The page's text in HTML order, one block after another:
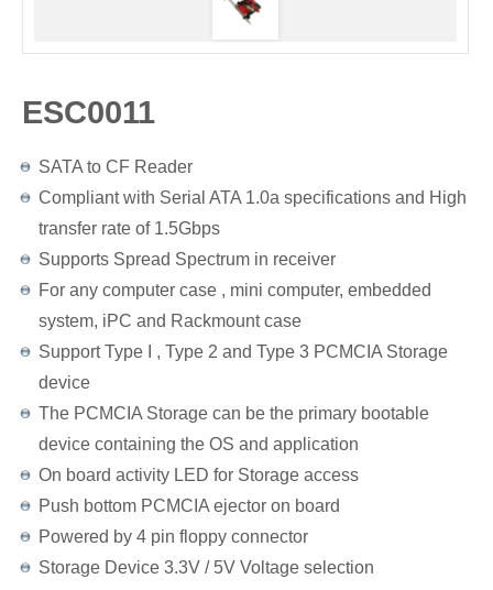
ESC0011
SATA to CF Reader
Compliant with Serial ATA 1.0a specifications and High
transfer rate of 1.5Gbps
Supports Spread Spectrum in receiver
For any computer case , mini computer, embedded
system, iPC and Rackmount case
Support Type I , Type 2 and Type 3 PCMCIA Storage
device
The PCMCIA Storage can be the primary bootable
device containing the OS and application
On board activity LED for Storage access
Push bottom PCMCIA ejector on board
Powered by 4 pin floppy connector
Storage Device 3.3V / 5V Voltage selection